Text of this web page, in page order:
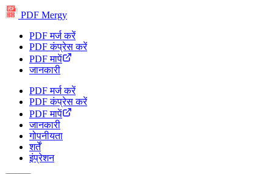
PDF
PDF
PDF
PDF
PDF
PDF Mergy
PDF मर्ज करें
PDF कंप्रेस करें
PDF मापें
जानकारी
PDF मर्ज करें
PDF कंप्रेस करें
PDF मापें
जानकारी
गोपनीयता
शर्तें
इंप्रेशन